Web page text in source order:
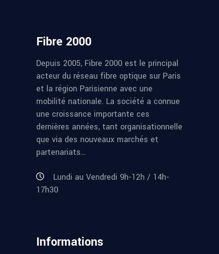
Fibre 2000
Depuis 2005, Fibre 2000 est le principal
acteur du réseau fibre optique sur Paris
et la région Parisienne avec une
mobilité nationale. La société a connue
une croissance importante ces
dernières années, tant organisationnelle
que via des nouveaux marchés et
partenariats…
Lundi au Vendredi 9h-12h / 14h-
17h30
Informations